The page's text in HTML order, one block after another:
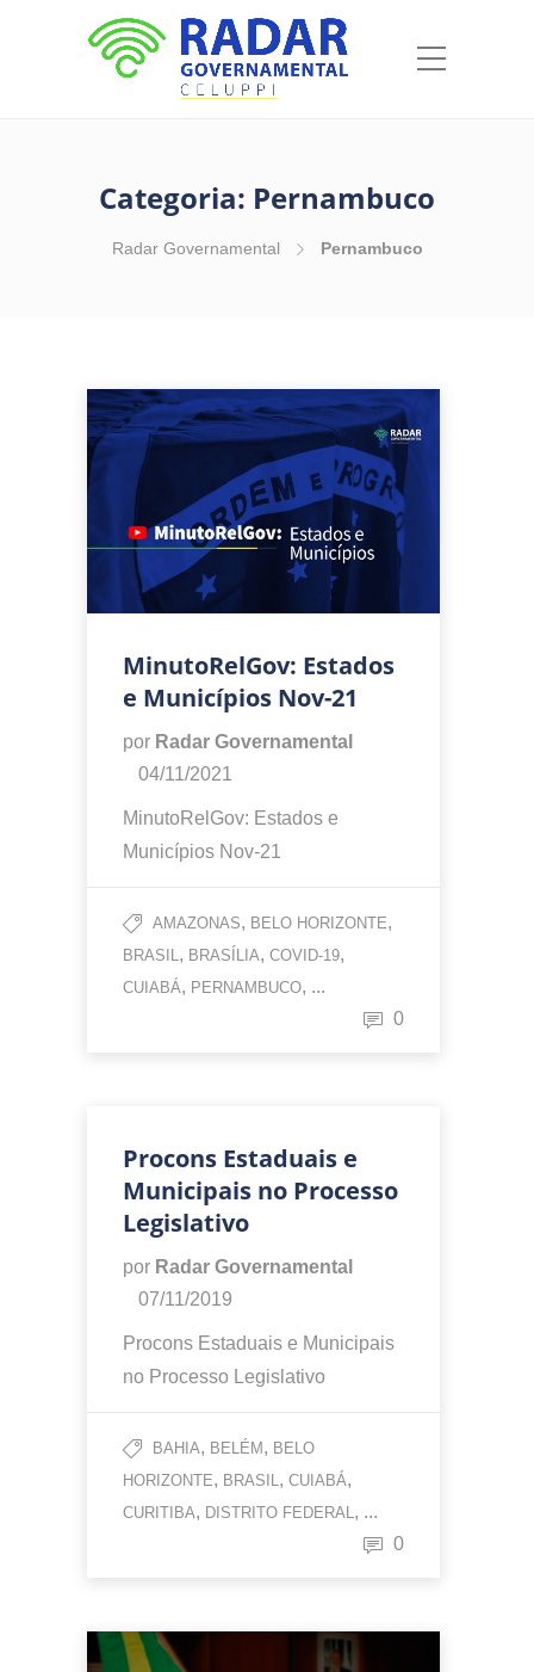
Categoria: Pernambuco
Radar Governamental Pernambuco
MinutoRelGov: Estados
e Municípios Nov-21
por Radar Governamental
04/11/2021
MinutoRelGov: Estados e
Municípios Nov-21
AMAZONAS, BELO HORIZONTE,
BRASIL, BRASÍLIA, COVID-19,
CUIABÁ, PERNAMBUCO, ...
0
Procons Estaduais e
Municipais no Processo
Legislativo
por Radar Governamental
07/11/2019
Procons Estaduais e Municipais
no Processo Legislativo
BAHIA, BELÉM , BELO
HORIZONTE, BRASIL, CUIABÁ,
CURITIBA, DISTRITO FEDERAL, ...
0